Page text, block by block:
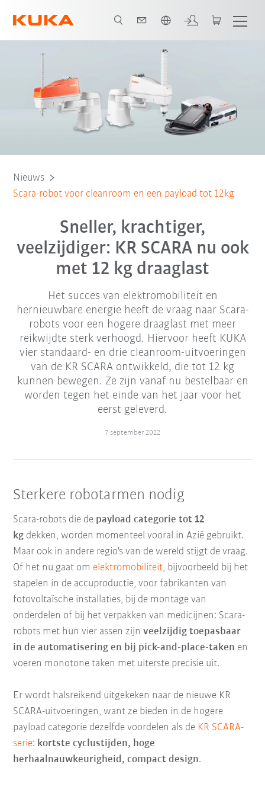
Nieuws
Scara-robot voor cleanroom en een payload tot 12kg
Sneller, krachtiger,
veelzijdiger: KR SCARA nu ook
met 12 kg draaglast
Het succes van elektromobiliteit en
hernieuwbare energie heeft de vraag naar Scara-
robots voor een hogere draaglast met meer
reikwijdte sterk verhoogd. Hiervoor heeft KUKA
vier standaard- en drie cleanroom-uitvoeringen
van de KR SCARA ontwikkeld, die tot 12 kg
kunnen bewegen. Ze zijn vanaf nu bestelbaar en
worden tegen het einde van het jaar voor het
eerst geleverd.
7 september 2022
Sterkere robotarmen nodig
Scara-robots die de payload categorie tot 12
kg dekken, worden momenteel vooral in Azië gebruikt.
Maar ook in andere regio's van de wereld stijgt de vraag.
Of het nu gaat om elektromobiliteit, bijvoorbeeld bij het
stapelen in de accuproductie, voor fabrikanten van
fotovoltaïsche installaties, bij de montage van
onderdelen of bij het verpakken van medicijnen: Scara-
robots met hun vier assen zijnveelzijdig toepasbaar
in de automatisering en bij pick-and-place-taken en
voeren monotone taken met uiterste precisie uit.
Er wordt halsreikend uitgekeken naar de nieuwe KR
SCARA-uitvoeringen, want ze bieden in de hogere
payload categorie dezelfde voordelen als de KR SCARA-
serie: kortste cyclustijden, hoge
herhaalnauwkeurigheid, compact design.